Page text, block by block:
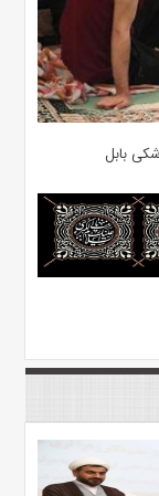
بابل